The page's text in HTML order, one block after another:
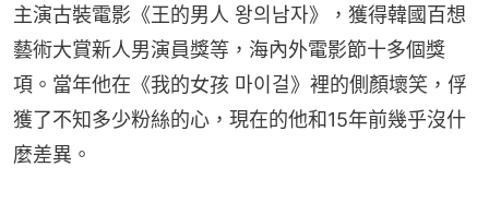
主演古裝電影《王的男人 왕의남자》，獲得韓國百想
藝術大賞新人男演員獎等，海內外電影節十多個獎
項。當年他在《我的女孩 마이걸》裡的側顏壞笑，俘
獲了不知多少粉絲的心，現在的他和15年前幾乎沒什
麼差異。